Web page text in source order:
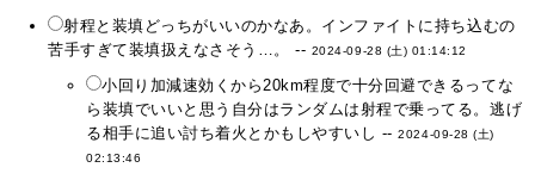
射程と装填どっちがいいのかなあ。インファイトに持ち込むの
苦手すぎて装填扱えなさそう…。 -- 2024-09-28 (土) 01:14:12
小回り加減速効くから20km程度で十分回避できるってな
ら装填でいいと思う自分はランダムは射程で乗ってる。逃げ
る相手に追い討ち着火とかもしやすいし --2024-09-28 (土)
02:13:46